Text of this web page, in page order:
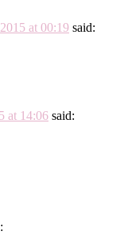
at 00:19 said:
at 14:06 said: